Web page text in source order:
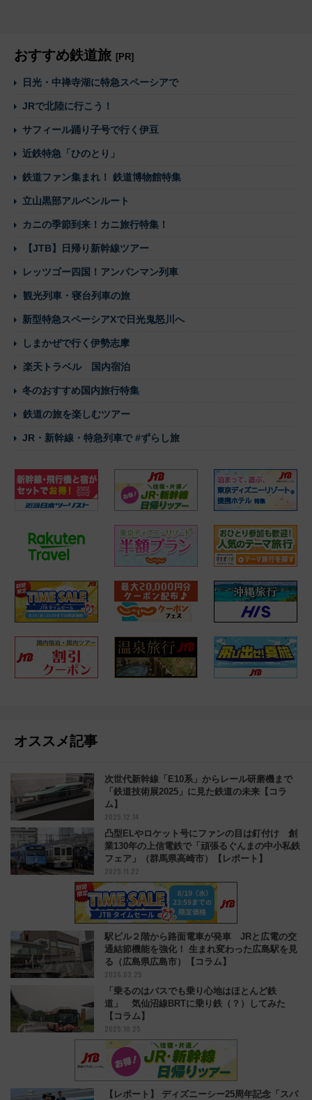
おすすめ鉄道旅 [PR]
日光・中禅寺湖に特急スペーシアで
JRで北陸に行こう！
サフィール踊り子号で行く伊豆
近鉄特急「ひのとり」
鉄道ファン集まれ！ 鉄道博物館特集
立山黒部アルペンルート
カニの季節到来！カニ旅行特集！
【JTB】日帰り新幹線ツアー
レッツゴー四国！アンパンマン列車
観光列車・寝台列車の旅
新型特急スペーシアXで日光鬼怒川へ
しまかぜで行く伊勢志摩
楽天トラベル 国内宿泊
冬のおすすめ国内旅行特集
鉄道の旅を楽しむツアー
JR・新幹線・特急列車で #ずらし旅
オススメ記事
次世代新幹線「E10系」からレール研磨機まで
「鉄道技術展2025」に見た鉄道の未来【コラ
ム】
2025.12.14
凸型ELやロケット号にファンの目は釘付け 創
業130年の上信電鉄で「頑張るぐんまの中小私鉄
フェア」（群馬県高崎市）【レポート】
2025.11.22
駅ビル２階から路面電車が発車 JRと広電の交
通結節機能を強化！ 生まれ変わった広島駅を見
る（広島県広島市）【コラム】
2026.03.25
「乗るのはバスでも乗り心地はほとんど鉄
道」 気仙沼線BRTに乗り鉄（？）してみた
【コラム】
2025.10.25
【レポート】 ディズニーシー25周年記念「スパ